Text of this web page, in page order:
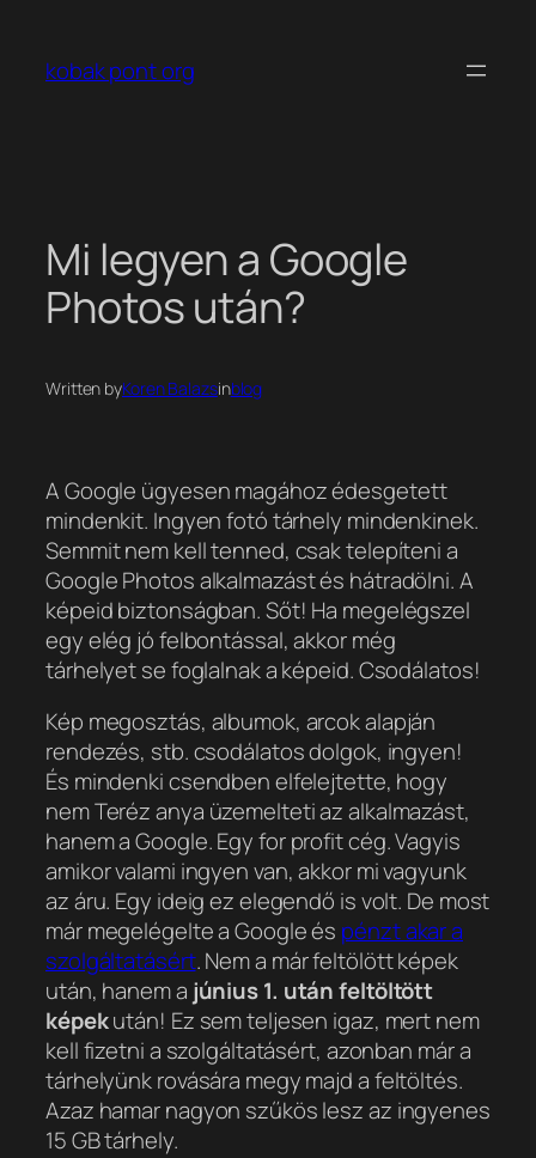
tartalomhoz
kobak pont org
Mi legyen a Google
Photos után?
Written byKoren Balazsinblog
A Google ügyesen magához édesgetett
mindenkit. Ingyen fotó tárhely mindenkinek.
Semmit nem kell tenned, csak telepíteni a
Google Photos alkalmazást és hátradölni. A
képeid biztonságban. Sőt! Ha megelégszel
egy elég jó felbontással, akkor még
tárhelyet se foglalnak a képeid. Csodálatos!
Kép megosztás, albumok, arcok alapján
rendezés, stb. csodálatos dolgok, ingyen!
És mindenki csendben elfelejtette, hogy
nem Teréz anya üzemelteti az alkalmazást,
hanem a Google. Egy for profit cég. Vagyis
amikor valami ingyen van, akkor mi vagyunk
az áru. Egy ideig ez elegendő is volt. De most
már megelégelte a Google és pénzt akar a
szolgáltatásért. Nem a már feltölött képek
után, hanem a június 1. után feltöltött
képekután! Ez sem teljesen igaz, mert nem
kell fizetni a szolgáltatásért, azonban már a
tárhelyünk rovására megy majd a feltöltés.
Azaz hamar nagyon szűkös lesz az ingyenes
15 GB tárhely.